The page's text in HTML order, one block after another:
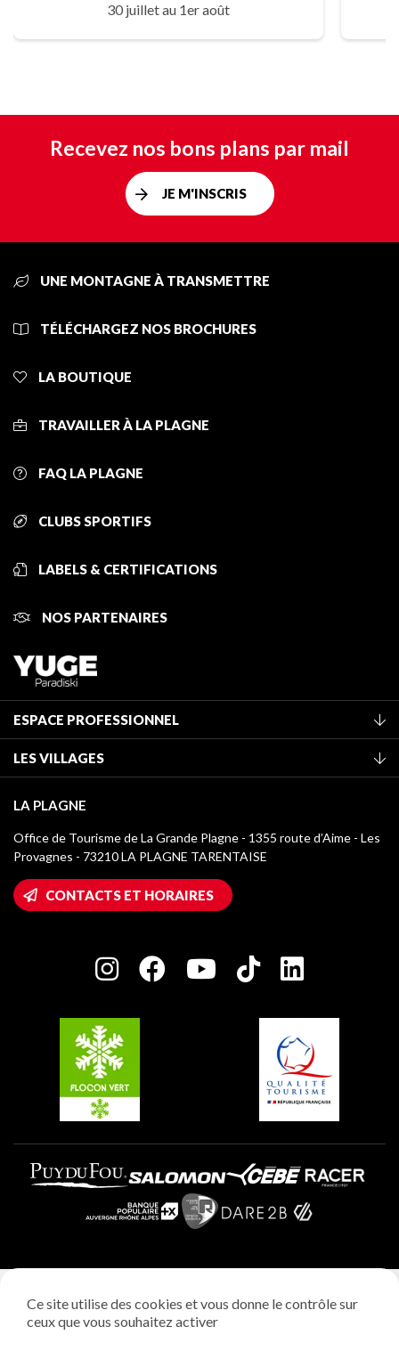
30 juillet au 1er août
Recevez nos bons plans par mail
JE M'INSCRIS
UNE MONTAGNE À TRANSMETTRE
TÉLÉCHARGEZ NOS BROCHURES
LA BOUTIQUE
TRAVAILLER À LA PLAGNE
FAQ LA PLAGNE
CLUBS SPORTIFS
LABELS & CERTIFICATIONS
NOS PARTENAIRES
ESPACE PROFESSIONNEL
Classement des meublés
Taxe de séjour
Médiathèque
Logos La Plagne
Accès Wifi
Maison des Propriétaires
Charte des Acteurs Engagés
LES VILLAGES
Montchavin - Les Coches
Champagny-en-Vanoise
Plagne 1800
Plagne Villages
Plagne Aime 2000
LA PLAGNE
Office de Tourisme de La Grande Plagne - 1355 route d’Aime - Les
Provagnes - 73210 LA PLAGNE TARENTAISE
CONTACTS ET HORAIRES
Ce site utilise des cookies et vous donne le contrôle sur
ceux que vous souhaitez activer